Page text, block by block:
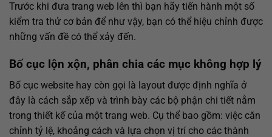
Trước khi đưa trang web lên thì bạn hãy tiến hành một số
kiểm tra thử cơ bản để như vậy, bạn có thể hiệu chỉnh được
những vấn đề có thể xảy đến.
Bố cục lộn xộn, phân chia các mục không hợp lý
Bố cục website hay còn gọi là layout được định nghĩa ở
đây là cách sắp xếp và trình bày các bộ phận chi tiết nằm
trong thiết kế của một trang web. Cụ thể bao gồm: việc căn
chỉnh tỷ lệ, khoảng cách và lựa chọn vị trí cho các thành